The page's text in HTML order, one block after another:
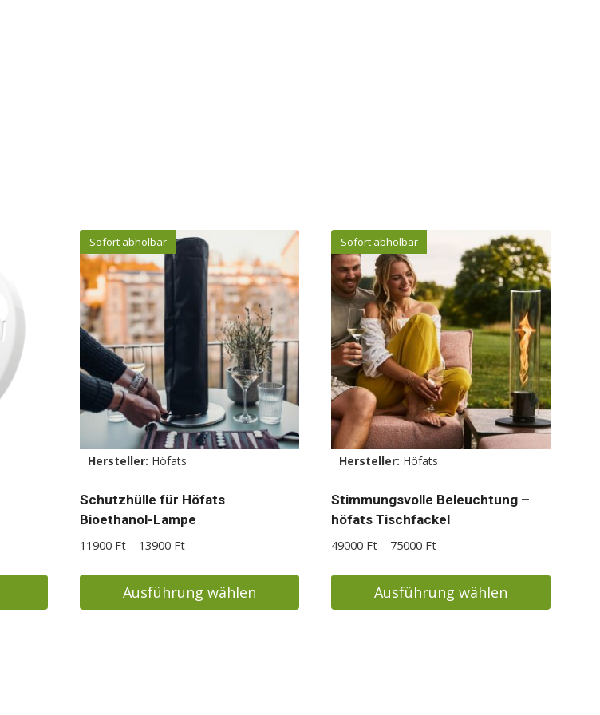
Sofort abholbar
Hersteller: Höfats
Schutzhülle für Höfats
Bioethanol-Lampe
11900 Ft – 13900 FtPreisspanne:
bis
13900 Ft
Ausführung wählen
Sofort abholbar
Hersteller: Höfats
Stimmungsvolle Beleuchtung –
höfats Tischfackel
49000 Ft – 75000 FtPreisspanne:
bis
75000 Ft
Ausführung wählen